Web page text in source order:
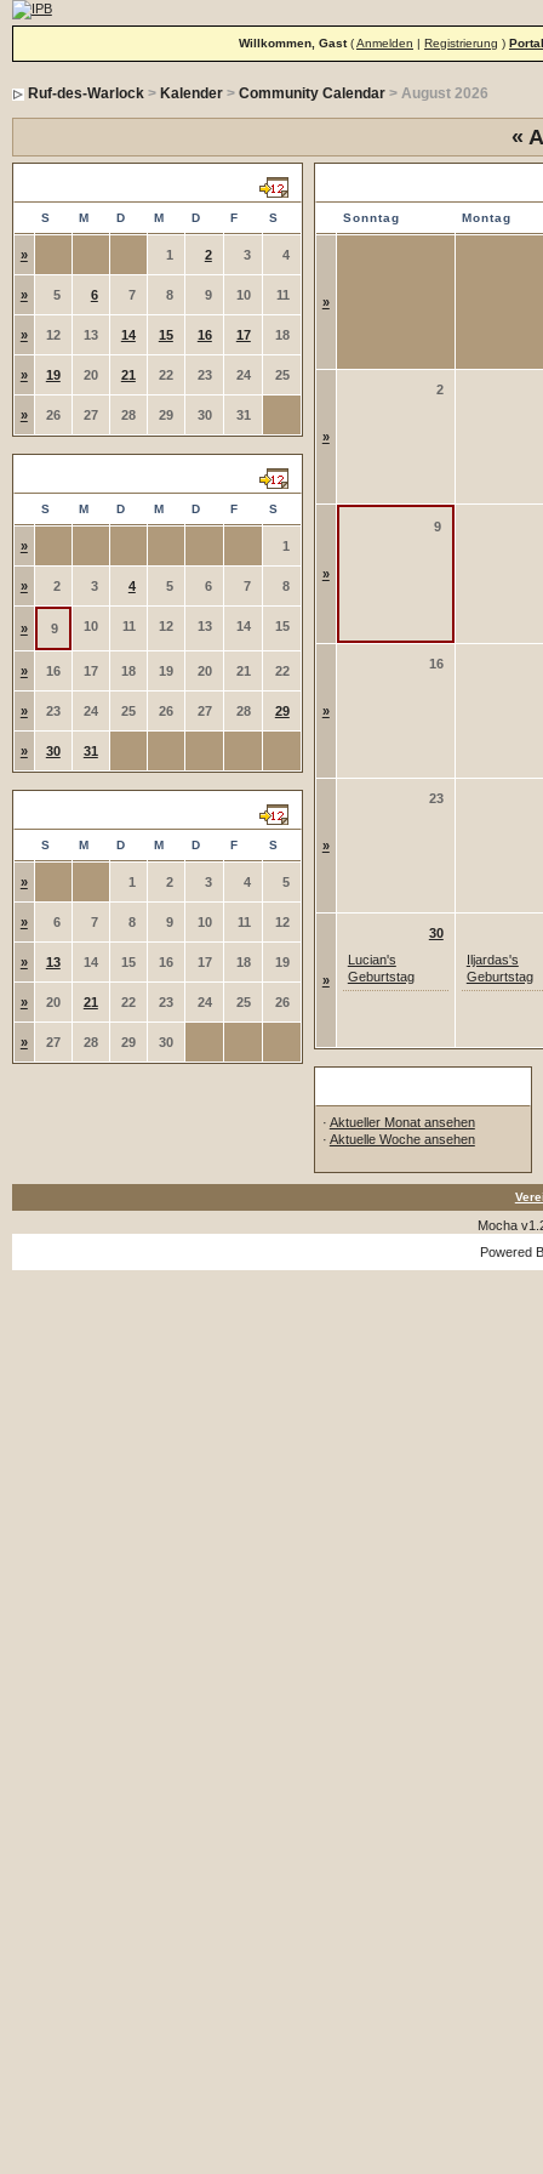
Willkommen, Gast(Anmelden | Registrierung ) Portal
Ruf-des-Warlock> Kalender> Community Calendar> August 2026
«
S M D M D F S
» 1 2 3 4
» 5 6 7 8 9 10 11
» 12 13 14 15 16 17 18
» 19 20 21 22 23 24 25
» 26 27 28 29 30 31
S M D M D F S
» 1
» 2 3 4 5 6 7 8
» 9 10 11 12 13 14 15
» 16 17 18 19 20 21 22
» 23 24 25 26 27 28 29
» 30 31
S M D M D F S
» 1 2 3 4 5
» 6 7 8 9 10 11 12
» 13 14 15 16 17 18 19
» 20 21 22 23 24 25 26
» 27 28 29 30
Sonntag Montag
»
»
2
»
9
»
16
»
23
»
30
Lucian's
Geburtstag
Iljardas's
Geburtstag
· Aktueller Monat ansehen
· Aktuelle Woche ansehen
Mocha
Powered